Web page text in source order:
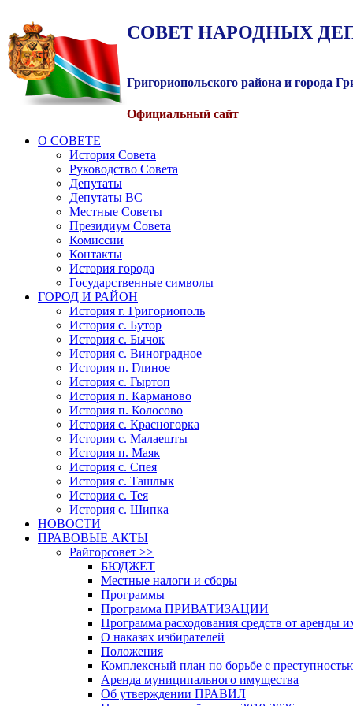
СОВЕТ НАРОДНЫХ
Григориопольского района и города
Официальный сайт
О СОВЕТЕ
История Совета
Руководство Совета
Депутаты
Депутаты ВС
Местные Советы
Президиум Совета
Комиссии
Контакты
История города
Государственные символы
ГОРОД И РАЙОН
История г. Григориополь
История с. Бутор
История с. Бычок
История с. Виноградное
История п. Глиное
История с. Гыртоп
История п. Карманово
История п. Колосово
История с. Красногорка
История с. Малаешты
История п. Маяк
История с. Спея
История с. Ташлык
История с. Тея
История с. Шипка
НОВОСТИ
ПРАВОВЫЕ АКТЫ
Райгорсовет >>
БЮДЖЕТ
Местные налоги и сборы
Программы
Программа ПРИВАТИЗАЦИИ
Программа расходования средств от аренды
О наказах избирателей
Положения
Комплексный план по борьбе с
Аренда муниципального имущества
Об утверждении ПРАВИЛ